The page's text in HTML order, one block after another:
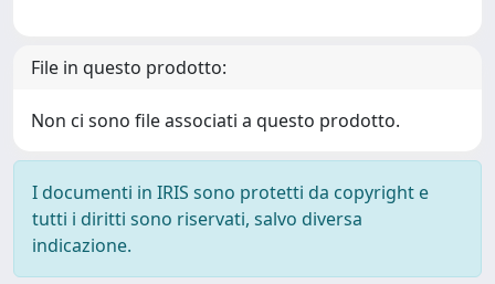
File in questo prodotto:
Non ci sono file associati a questo prodotto.
I documenti in IRIS sono protetti da copyright e
tutti i diritti sono riservati, salvo diversa
indicazione.